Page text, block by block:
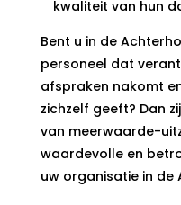
kwaliteit van hun
Bent u in de
personeel dat
afspraken nakomt
zichzelf geeft? Dan
van meerwaarde-
waardevolle en
uw organisatie in de